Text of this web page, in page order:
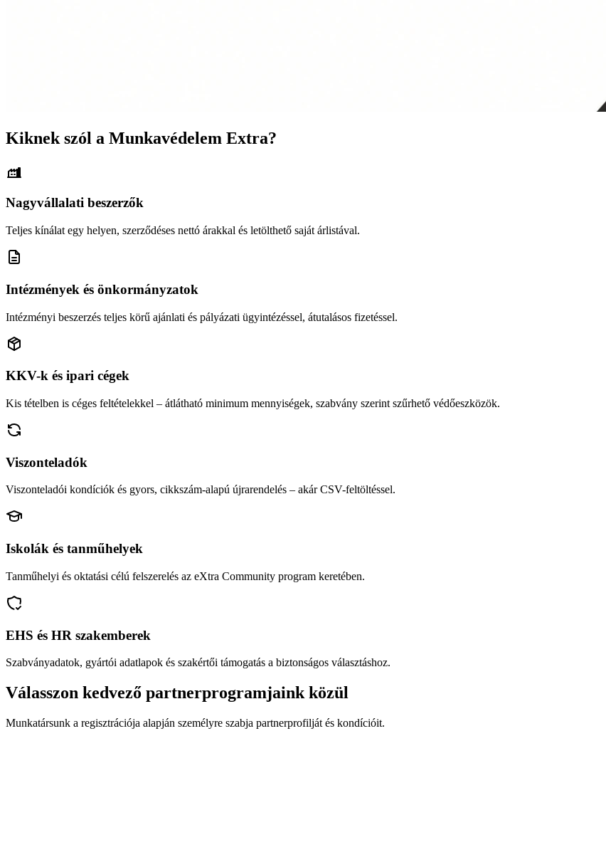
Kiknek szól a Munkavédelem Extra?
Nagyvállalati beszerzők
Teljes kínálat egy helyen, szerződéses nettó árakkal és letölthető saját árlistával.
Intézmények és önkormányzatok
Intézményi beszerzés teljes körű ajánlati és pályázati ügyintézéssel, átutalásos fizetéssel.
KKV-k és ipari cégek
Kis tételben is céges feltételekkel – átlátható minimum mennyiségek, szabvány szerint szűrhető védőeszközök.
Viszonteladók
Viszonteladói kondíciók és gyors, cikkszám-alapú újrarendelés – akár CSV-feltöltéssel.
Iskolák és tanműhelyek
Tanműhelyi és oktatási célú felszerelés az eXtra Community program keretében.
EHS és HR szakemberek
Szabványadatok, gyártói adatlapok és szakértői támogatás a biztonságos választáshoz.
Válasszon kedvező partnerprogramjaink közül
Munkatársunk a regisztrációja alapján személyre szabja partnerprofilját és kondícióit.